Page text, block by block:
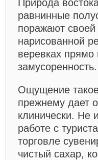
Природа
равнинные
поражают
нарисованной
веревках
замусоренность.
Ощущение
прежнему дает
клинически. Не
работе с
торговле
чистый сахар,